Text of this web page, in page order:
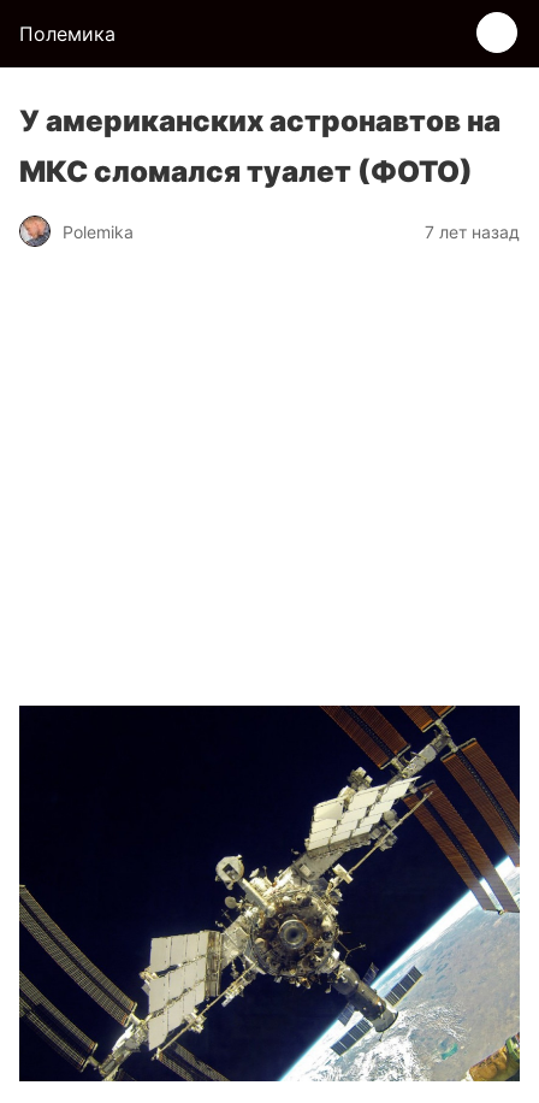
Полемика
У американских астронавтов на
МКС сломался туалет (ФОТО)
Polemika 7 лет назад